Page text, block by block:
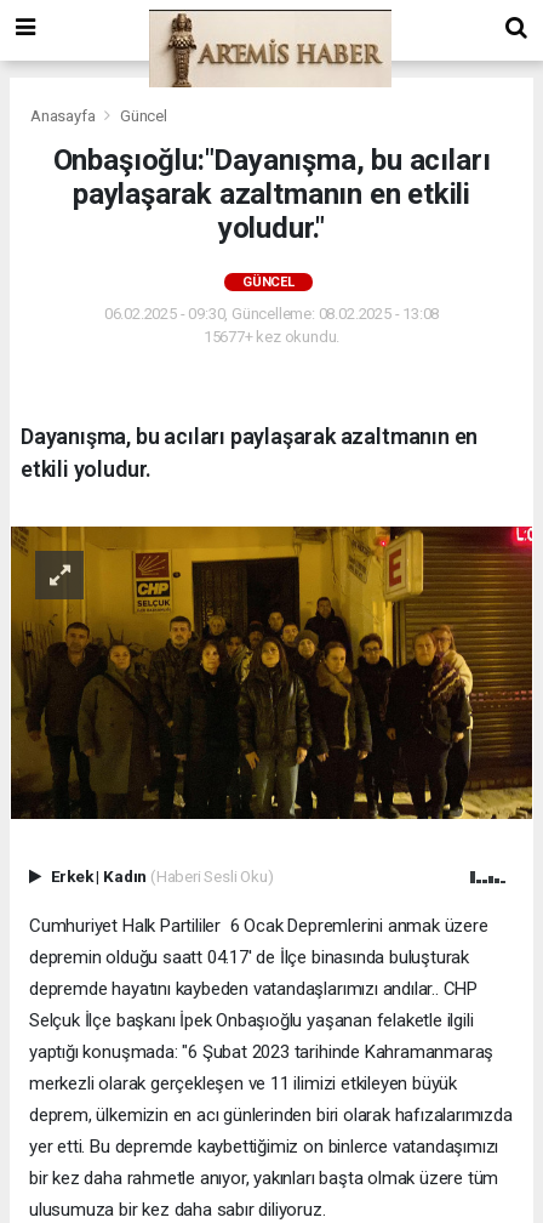
Anasayfa Güncel
Onbaşıoğlu:"Dayanışma, bu acıları
paylaşarak azaltmanın en etkili
yoludur."
GÜNCEL
06.02.2025 - 09:30, Güncelleme: 08.02.2025 - 13:08
15677+ kez okundu.
Dayanışma, bu acıları paylaşarak azaltmanın en
etkili yoludur.
Erkek| Kadın (Haberi Sesli Oku)
Cumhuriyet Halk Partililer 6 Ocak Depremlerini anmak üzere
depremin olduğu saatt 04.17' de İlçe binasında buluşturak
depremde hayatını kaybeden vatandaşlarımızı andılar.. CHP
Selçuk İlçe başkanı İpek Onbaşıoğlu yaşanan felaketle ilgili
yaptığı konuşmada: "6 Şubat 2023 tarihinde Kahramanmaraş
merkezli olarak gerçekleşen ve 11 ilimizi etkileyen büyük
deprem, ülkemizin en acı günlerinden biri olarak hafızalarımızda
yer etti. Bu depremde kaybettiğimiz on binlerce vatandaşımızı
bir kez daha rahmetle anıyor, yakınları başta olmak üzere tüm
ulusumuza bir kez daha sabır diliyoruz.